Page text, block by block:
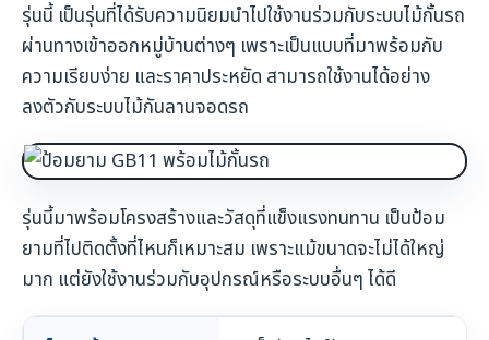
รุ่นนี้ เป็นรุ่นที่ได้รับความนิยมนำไปใช้งานร่วมกับระบบไม้กั้นรถ
ผ่านทางเข้าออกหมู่บ้านต่างๆ เพราะเป็นแบบที่มาพร้อมกับ
ความเรียบง่าย และราคาประหยัด สามารถใช้งานได้อย่าง
ลงตัวกับระบบไม้กันลานจอดรถ
รุ่นนี้มาพร้อมโครงสร้างและวัสดุที่แข็งแรงทนทาน เป็นป้อม
ยามที่ไปติดตั้งที่ไหนก็เหมาะสม เพราะแม้ขนาดจะไม่ได้ใหญ่
มาก แต่ยังใช้งานร่วมกับอุปกรณ์หรือระบบอื่นๆ ได้ดี